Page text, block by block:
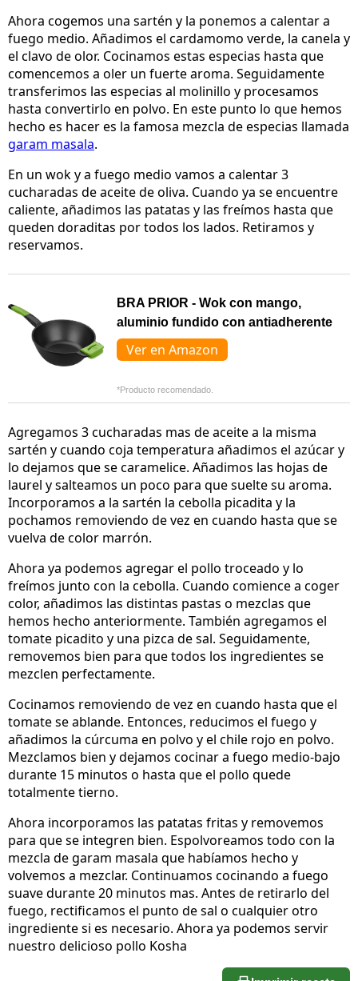
Ahora cogemos una sartén y la ponemos a calentar a
fuego medio. Añadimos el cardamomo verde, la canela y
el clavo de olor. Cocinamos estas especias hasta que
comencemos a oler un fuerte aroma. Seguidamente
transferimos las especias al molinillo y procesamos
hasta convertirlo en polvo. En este punto lo que hemos
hecho es hacer es la famosa mezcla de especias llamada
garam masala.
En un wok y a fuego medio vamos a calentar 3
cucharadas de aceite de oliva. Cuando ya se encuentre
caliente, añadimos las patatas y las freímos hasta que
queden doraditas por todos los lados. Retiramos y
reservamos.
BRA PRIOR - Wok con mango,
aluminio fundido con antiadherente
Ver en Amazon
*Producto recomendado.
Agregamos 3 cucharadas mas de aceite a la misma
sartén y cuando coja temperatura añadimos el azúcar y
lo dejamos que se caramelice. Añadimos las hojas de
laurel y salteamos un poco para que suelte su aroma.
Incorporamos a la sartén la cebolla picadita y la
pochamos removiendo de vez en cuando hasta que se
vuelva de color marrón.
Ahora ya podemos agregar el pollo troceado y lo
freímos junto con la cebolla. Cuando comience a coger
color, añadimos las distintas pastas o mezclas que
hemos hecho anteriormente. También agregamos el
tomate picadito y una pizca de sal. Seguidamente,
removemos bien para que todos los ingredientes se
mezclen perfectamente.
Cocinamos removiendo de vez en cuando hasta que el
tomate se ablande. Entonces, reducimos el fuego y
añadimos la cúrcuma en polvo y el chile rojo en polvo.
Mezclamos bien y dejamos cocinar a fuego medio-bajo
durante 15 minutos o hasta que el pollo quede
totalmente tierno.
Ahora incorporamos las patatas fritas y removemos
para que se integren bien. Espolvoreamos todo con la
mezcla de garam masala que habíamos hecho y
volvemos a mezclar. Continuamos cocinando a fuego
suave durante 20 minutos mas. Antes de retirarlo del
fuego, rectificamos el punto de sal o cualquier otro
ingrediente si es necesario. Ahora ya podemos servir
nuestro delicioso pollo Kosha